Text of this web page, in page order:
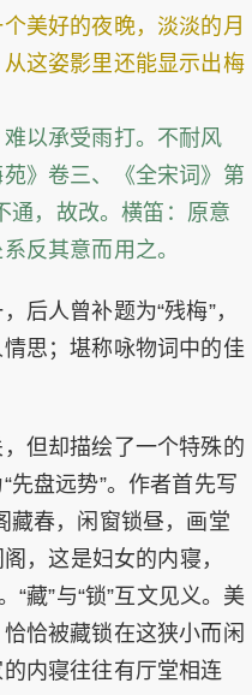
美好的夜晚，淡淡的月
这姿影里还能显示出梅
以承受雨打。不耐风
》卷三、《全宋词》第
通，故改。横笛：原意
反其意而用之。
人曾补题为“残梅”，
思；堪称咏物词中的佳
但却描绘了一个特殊的
先盘远势”。作者首先写
藏春，闲窗锁昼，画堂
，这是妇女的内寝，
“藏”与“锁”互文见义。美
恰被藏锁在这狭小而闲
内寝往往有厅堂相连